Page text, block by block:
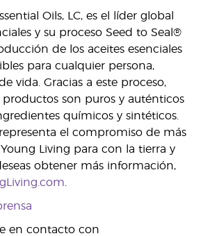
Oils, LC, es el líder global
y su proceso Seed to Seal®
de los aceites esenciales
para cualquier persona,
vida. Gracias a este proceso,
son puros y auténticos
químicos y sintéticos.
el compromiso de más
Living para con la tierra y
obtener más información,
en contacto con